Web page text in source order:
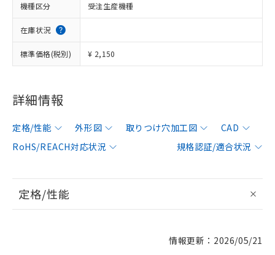
機種区分 受注生産機種
在庫状況
標準価格(税別) ¥ 2,150
詳細情報
定格/性能 外形図 取りつけ穴加工図
CAD
RoHS/REACH対応状況
規格認証/適合状況
定格/性能
情報更新：2026/05/21